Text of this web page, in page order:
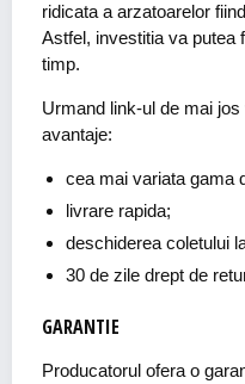
ridicata a arzatoarelor
Astfel, investitia va putea
timp.
Urmand link-ul de mai
avantaje:
cea mai variata gama
livrare rapida;
deschiderea coletului
30 de zile drept de
GARANTIE
Producatorul ofera o